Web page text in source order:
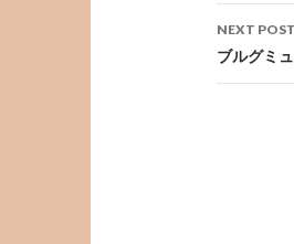
NEXT POST
ブルグミ